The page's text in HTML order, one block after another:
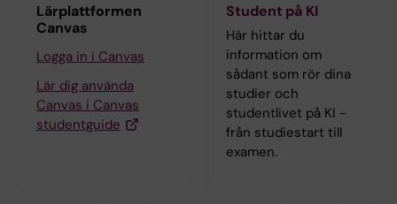
Lärplattformen
Canvas
Logga in i Canvas
Lär dig använda
Canvas i Canvas
studentguide
Student på KI
Här hittar du
information om
sådant som rör dina
studier och
studentlivet på KI -
från studiestart till
examen.